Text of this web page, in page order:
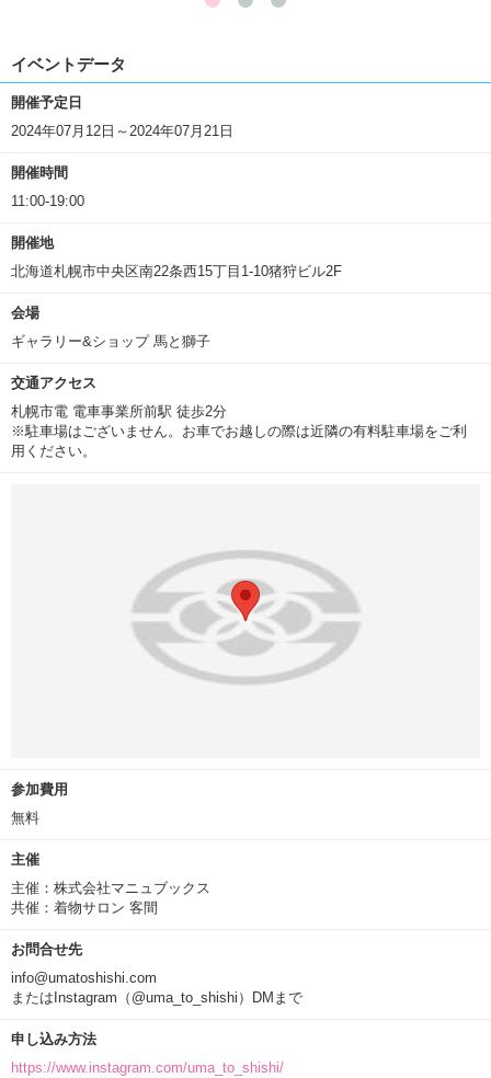
イベントデータ
開催予定日
2024年07月12日～2024年07月21日
開催時間
11:00-19:00
開催地
北海道札幌市中央区南22条西15丁目1-10猪狩ビル2F
会場
ギャラリー&ショップ 馬と獅子
交通アクセス
札幌市電 電車事業所前駅 徒歩2分
※駐車場はございません。お車でお越しの際は近隣の有料駐車場をご利
用ください。
参加費用
無料
主催
主催：株式会社マニュブックス
共催：着物サロン 客間
お問合せ先
info@umatoshishi.com
またはInstagram（@uma_to_shishi）DMまで
申し込み方法
https://www.instagram.com/uma_to_shishi/